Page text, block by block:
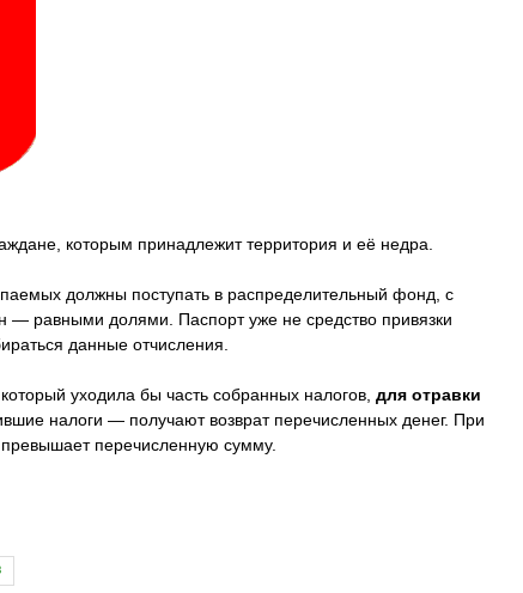
которым принадлежит территория и её недра.
должны поступать в распределительный фонд, с
— равными долями. Паспорт уже не средство привязки
данные отчисления.
уходила бы часть собранных налогов, для отравки
налоги — получают возврат перечисленных денег. При
превышает перечисленную сумму.